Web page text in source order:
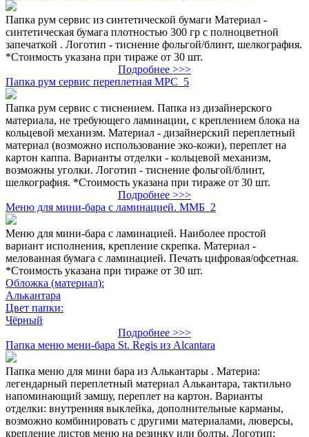
Папка рум сервис из синтетической бумаги Материал -
синтетическая бумага плотностью 300 гр с полноцветной
запечаткой . Логотип - тиснение фольгой/блинт, шелкография.
*Стоимость указана при тираже от 30 шт.
Подробнее >>>
Папка рум сервис переплетная МРС_5
Папка рум сервис с тиснением. Папка из дизайнерского
материала, не требующего ламинации, с креплением блока на
кольцевой механизм. Материал - дизайнерский переплетный
материал (возможно использование эко-кожи), переплет на
картон каппа. Варианты отделки - кольцевой механизм,
возможны уголки. Логотип - тиснение фольгой/блинт,
шелкография. *Стоимость указана при тираже от 30 шт.
Подробнее >>>
Меню для мини-бара с ламинацией. ММБ_2
Меню для мини-бара с ламинацией. Наиболее простой
вариант исполнения, крепление скрепка. Материал -
мелованная бумага с ламинацией. Печать цифровая/офсетная.
*Стоимость указана при тираже от 30 шт.
Обложка (материал):
Алькантара
Цвет папки:
Чёрный
Подробнее >>>
Папка меню мени-бара St. Regis из Alcantara
Папка меню для мини бара из Алькантары . Материа:
легендарный переплетный материал Алькантара, тактильно
напоминающий замшу, переплет на картон. Варианты
отделки: внутренняя выклейка, дополнительные карманы,
возможно комбинировать с другими материалами, люверсы,
крепление листов меню на резинку или болты. Логотип: